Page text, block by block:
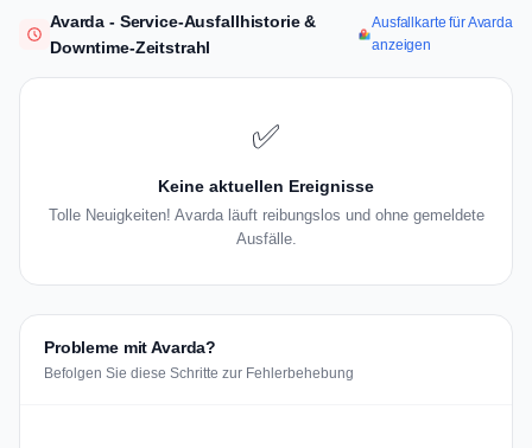
Avarda - Service-Ausfallhistorie &
Downtime-Zeitstrahl
Ausfallkarte für Avarda
anzeigen
✅
Keine aktuellen Ereignisse
Tolle Neuigkeiten! Avarda läuft reibungslos und ohne gemeldete
Ausfälle.
Probleme mit Avarda?
Befolgen Sie diese Schritte zur Fehlerbehebung